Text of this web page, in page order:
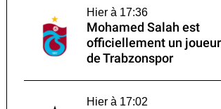
Hier à 17:36
Mohamed Salah est
officiellement un joueur
de Trabzonspor
Hier à 17:02